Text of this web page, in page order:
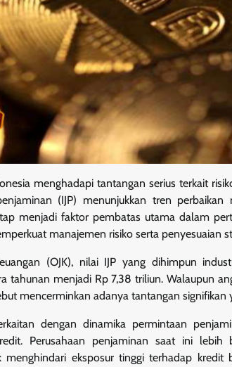
menghadapi tantangan serius terkait
(IJP) menunjukkan tren
menjadi faktor pembatas utama dalam
manajemen risiko serta penyesuaian
(OJK), nilai IJP yang dihimpun
tahunan menjadi Rp 7,38 triliun. Walaupun
mencerminkan adanya tantangan
dengan dinamika permintaan
Perusahaan penjaminan saat ini
eksposur tinggi terhadap